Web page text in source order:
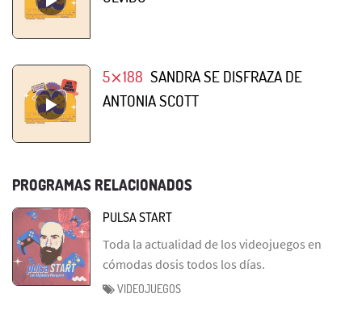
5⨯188 SANDRA SE DISFRAZA DE
ANTONIA SCOTT
PROGRAMAS RELACIONADOS
PULSA START
Toda la actualidad de los videojuegos en
cómodas dosis todos los días.
VIDEOJUEGOS